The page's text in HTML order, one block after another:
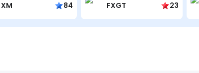
XM 84 FXGT 23